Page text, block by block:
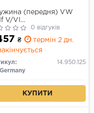
(передня) VW
V/VI
1.8TSI/1.9TDI/2.0FSI
(унив/накл.з.ч)/Jetta
05-
0 відгуків
₴
термін 2 дн.
14.950.125
КУПИТИ